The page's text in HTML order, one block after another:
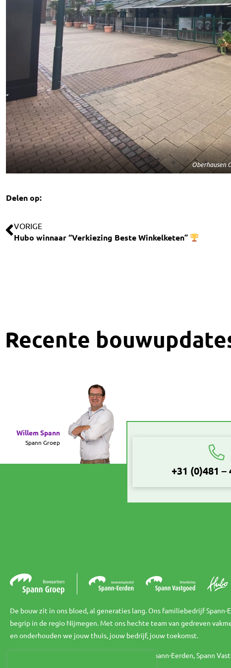
Oberhausen
Delen op:
VORIGE
Hubo winnaar “Verkiezing Beste Winkelketen”
Recente
Willem Spann
Spann Groep
+31 (0)481 –
De bouw zit in ons bloed, al generaties lang. Ons familiebedrijf
begrip in de regio Nijmegen. Met ons hechte team van gedreven
en onderhouden we jouw thuis, jouw bedrijf, jouw toekomst.
Onder Spann Groep valt Aannemningsbedrijf Spann-Eerden, Spann